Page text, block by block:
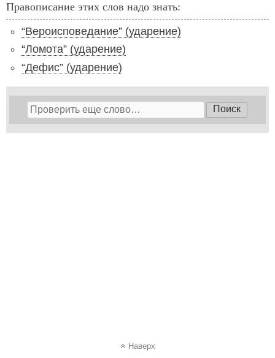
Правописание этих слов надо знать:
“Вероисповедание” (ударение)
“Ломота” (ударение)
“Дефис” (ударение)
Наверх